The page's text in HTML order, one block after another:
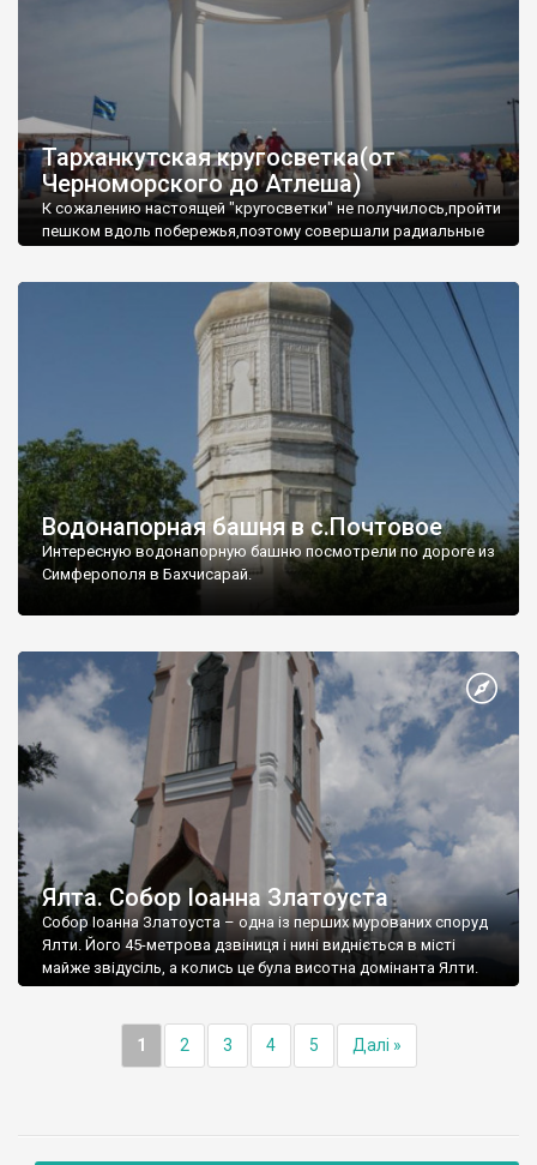
Тарханкутская кругосветка(от
Черноморского до Атлеша)
К сожалению настоящей "кругосветки" не получилось,пройти
пешком вдоль побережья,поэтому совершали радиальные
Водонапорная башня в с.Почтовое
Интересную водонапорную башню посмотрели по дороге из
Симферополя в Бахчисарай.
Ялта. Собор Іоанна Златоуста
Собор Іоанна Златоуста – одна із перших мурованих споруд
Ялти. Його 45-метрова дзвіниця і нині видніється в місті
майже звідусіль, а колись це була висотна домінанта Ялти.
1 2 3 4 5 Далі »